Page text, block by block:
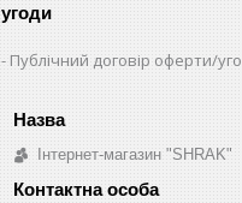
угоди
Публічний договір оферти/
Інтернет-магазин "SHRAK"